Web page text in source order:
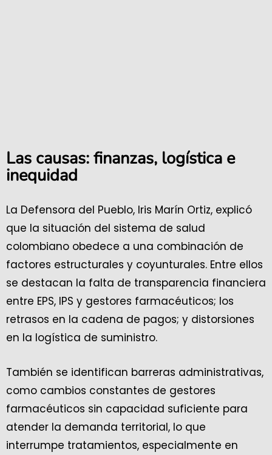
Las causas: finanzas, logística e
inequidad
La Defensora del Pueblo, Iris Marín Ortiz, explicó
que la situación del sistema de salud
colombiano obedece a una combinación de
factores estructurales y coyunturales. Entre ellos
se destacan la falta de transparencia financiera
entre EPS, IPS y gestores farmacéuticos; los
retrasos en la cadena de pagos; y distorsiones
en la logística de suministro.
También se identifican barreras administrativas,
como cambios constantes de gestores
farmacéuticos sin capacidad suficiente para
atender la demanda territorial, lo que
interrumpe tratamientos, especialmente en